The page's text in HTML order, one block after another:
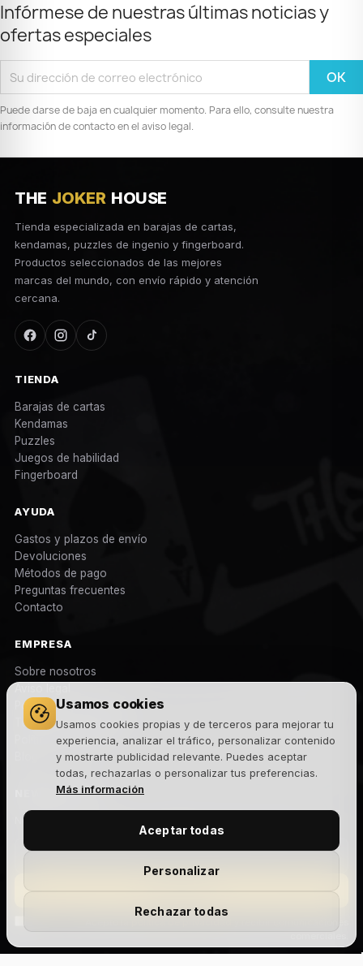
Usamos cookies
Usamos cookies propias y de terceros para mejorar tu
experiencia, analizar el tráfico, personalizar contenido
y mostrarte publicidad relevante. Puedes aceptar
todas, rechazarlas o personalizar tus preferencias.
Más información
Rechazar todas
Personalizar
Aceptar todas
Infórmese de nuestras últimas noticias y
ofertas especiales
Puede darse de baja en cualquier momento. Para ello, consulte nuestra
información de contacto en el aviso legal.
THE JOKER HOUSE
Tienda especializada en barajas de cartas,
kendamas, puzzles de ingenio y fingerboard.
Productos seleccionados de las mejores
marcas del mundo, con envío rápido y atención
cercana.
TIENDA
Barajas de cartas
Kendamas
Puzzles
Juegos de habilidad
Fingerboard
AYUDA
Gastos y plazos de envío
Devoluciones
Métodos de pago
Preguntas frecuentes
Contacto
EMPRESA
Sobre nosotros
Política de privacidad
Términos y condiciones
Política de cookies
NEWSLETTER
Novedades, lanzamientos y ofertas exclusivas. Sin spam.